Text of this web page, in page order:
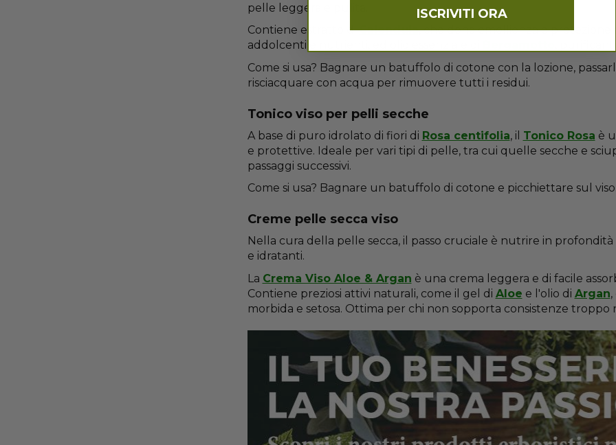
pelle leggera e pulita.
Contiene estratto diCalendula, che dona emollienza e
addolcenti e nutrienti, ed olio essenziale di
Come si usa? Bagnare un batuffolo di cotone con la lozione,
risciacquare con acqua per rimuovere tutti i residui.
Tonico viso per pelli secche
A base di puro idrolato di fiori di Rosa centifolia, il Tonico Rosa è
e protettive. Ideale per vari tipi di pelle, tra cui quelle secche e
passaggi successivi.
Come si usa? Bagnare un batuffolo di cotone e picchiettare sul
Creme pelle secca viso
Nella cura della pelle secca, il passo cruciale è nutrire in
e idratanti.
La Crema Viso Aloe & Argan è una crema leggera e di facile
Contiene preziosi attivi naturali, come il gel di Aloe e l'olio di Argan
morbida e setosa. Ottima per chi non sopporta consistenze
ISCRIVITI ORA